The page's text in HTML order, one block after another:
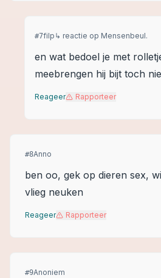
#7filp ↳ reactie op Mensenbeul.
en wat bedoel je met
meebrengen hij bijt toch
Reageer Rapporteer
#8Anno
ben oo, gek op dieren sex,
vlieg neuken
Reageer Rapporteer
#9Anoniem